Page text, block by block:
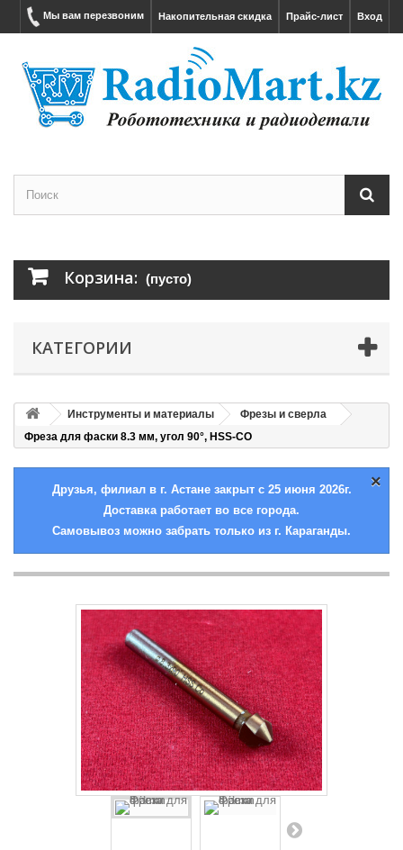
Вход
Прайс-лист
Накопительная скидка
Мы вам перезвоним
Корзина: (пусто)
КАТЕГОРИИ
Инструменты и материалы
Фрезы и сверла
Фреза для фаски 8.3 мм, угол 90°, HSS-CO
×
Друзья, филиал в г. Астане закрыт с 25 июня 2026г.
Доставка работает во все города.
Самовывоз можно забрать только из г. Караганды.